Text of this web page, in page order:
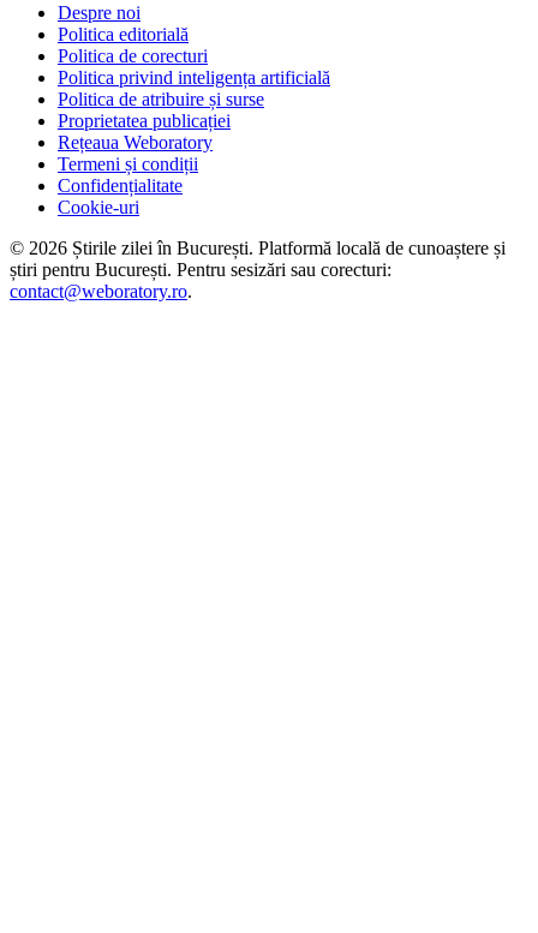
Despre noi
Politica editorială
Politica de corecturi
Politica privind inteligența artificială
Politica de atribuire și surse
Proprietatea publicației
Rețeaua Weboratory
Termeni și condiții
Confidențialitate
Cookie-uri
© 2026 Știrile zilei în București. Platformă locală de cunoaștere și
știri pentru București. Pentru sesizări sau corecturi:
contact@weboratory.ro.